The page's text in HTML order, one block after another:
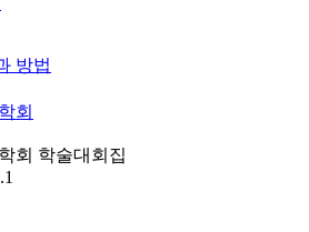
방법
회
회 학술대회집